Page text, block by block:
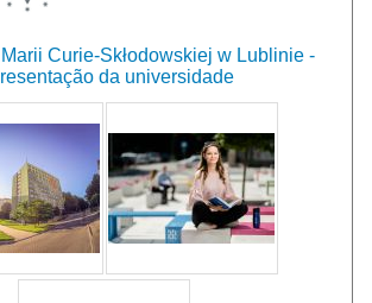
Curie-Skłodowskiej w Lublinie -
da universidade